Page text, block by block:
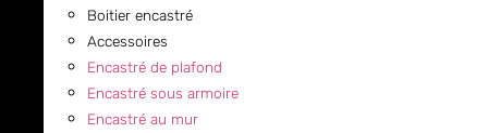
Boitier encastré
Accessoires
Encastré de plafond
Encastré sous armoire
Encastré au mur